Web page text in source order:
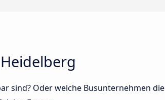
sind? Oder welche Busunternehmen die